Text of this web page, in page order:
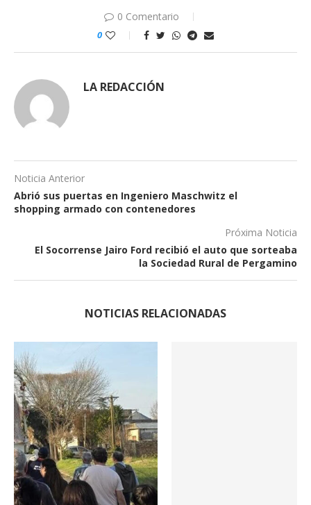
0 Comentario
0
LA REDACCIÓN
Noticia Anterior
Abrió sus puertas en Ingeniero Maschwitz el
shopping armado con contenedores
Próxima Noticia
El Socorrense Jairo Ford recibió el auto que sorteaba
la Sociedad Rural de Pergamino
NOTICIAS RELACIONADAS